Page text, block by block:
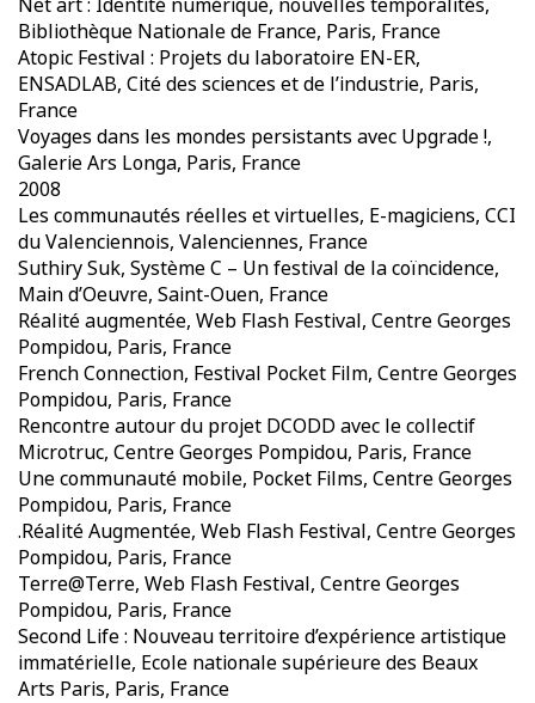
Bibliothèque Nationale de France, Paris, France
Atopic Festival : Projets du laboratoire EN-ER,
ENSADLAB, Cité des sciences et de l’industrie, Paris,
France
Voyages dans les mondes persistants avec Upgrade !,
Galerie Ars Longa, Paris, France
2008
Les communautés réelles et virtuelles, E-magiciens, CCI
du Valenciennois, Valenciennes, France
Suthiry Suk, Système C – Un festival de la coïncidence,
Main d’Oeuvre, Saint-Ouen, France
Réalité augmentée, Web Flash Festival, Centre Georges
Pompidou, Paris, France
French Connection, Festival Pocket Film, Centre Georges
Pompidou, Paris, France
Rencontre autour du projet DCODD avec le collectif
Microtruc, Centre Georges Pompidou, Paris, France
Une communauté mobile, Pocket Films, Centre Georges
Pompidou, Paris, France
.Réalité Augmentée, Web Flash Festival, Centre Georges
Pompidou, Paris, France
Terre@Terre, Web Flash Festival, Centre Georges
Pompidou, Paris, France
Second Life : Nouveau territoire d’expérience artistique
immatérielle, Ecole nationale supérieure des Beaux
Arts Paris, Paris, France